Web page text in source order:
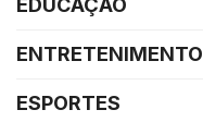
EDUCAÇÃO
ENTRETENIMENTO
ESPORTES